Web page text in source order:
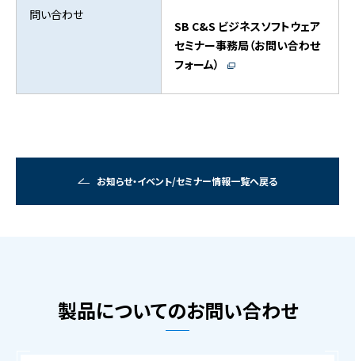
問い合わせ
SB C&S ビジネスソフトウェア
セミナー事務局（お問い合わせ
フォーム）
お知らせ・イベント/セミナー情報一覧へ戻る
製品についてのお問い合わせ